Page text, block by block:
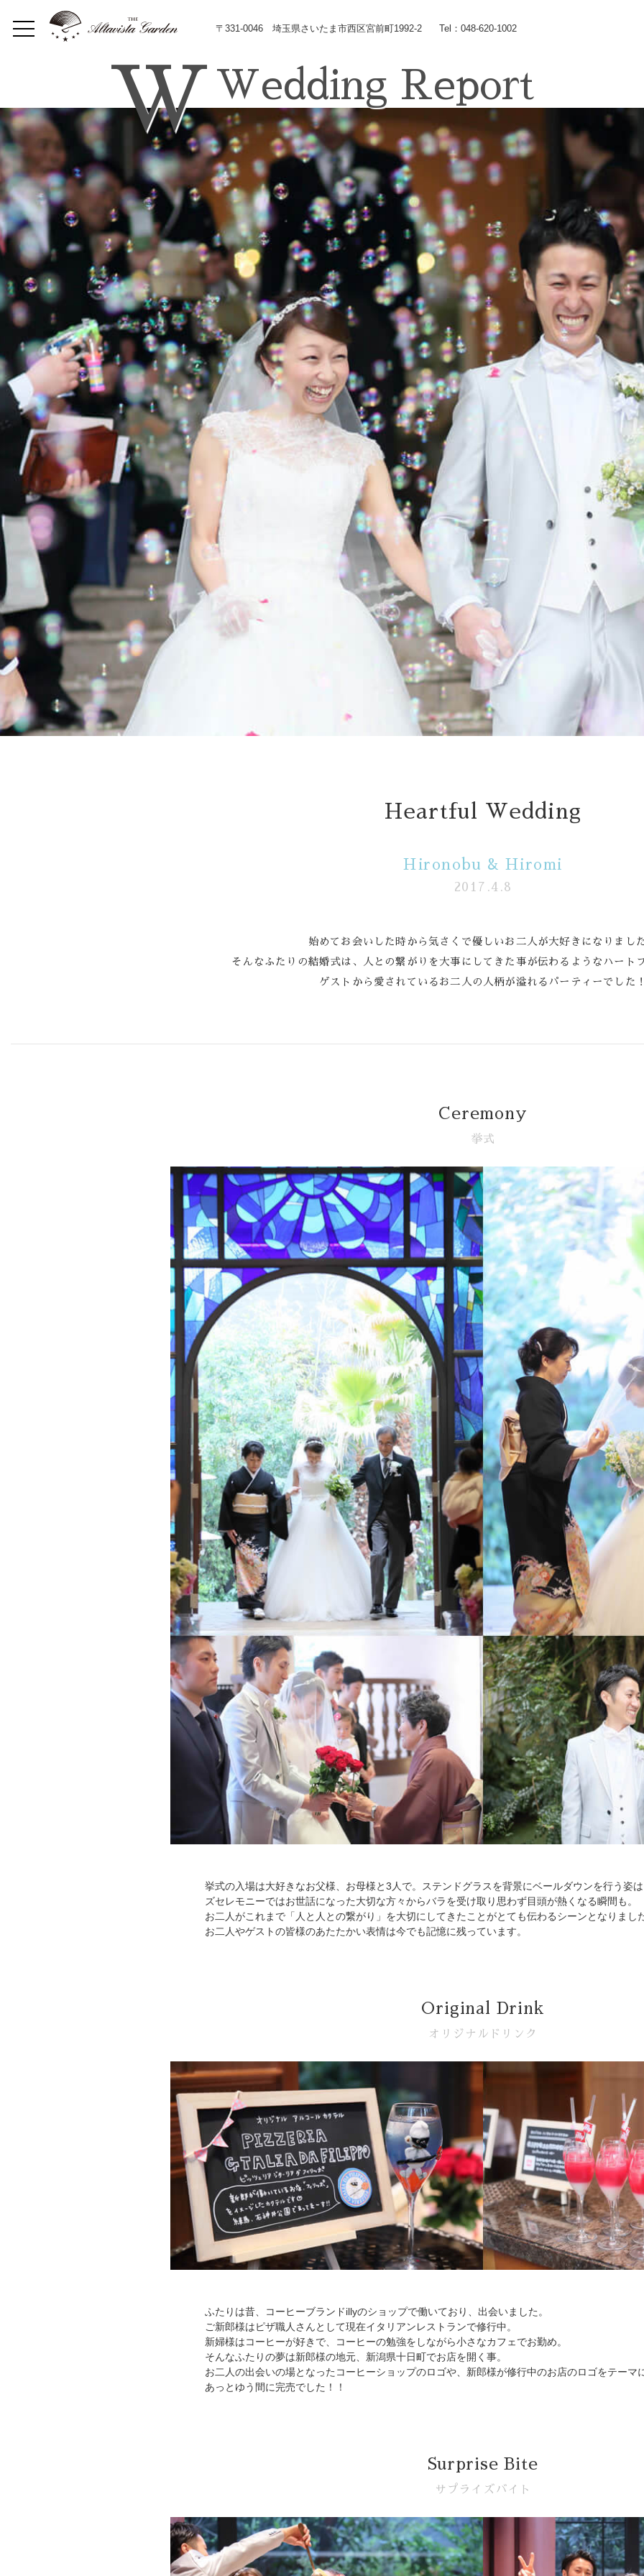
〒331-0046 埼玉県さいたま市西区宮前町1992-2 Tel：048-620-1002
Home
Concept
Restaurant
イベント
メニュー
Lunch
Dinner
Bar
Private Room
Wedding
コンセプト
施設のご紹介
Chapel
Banquet
Food
Movie
これから挙式を
お考えの方へ
よくある質問
レポート
Party Report
Party
follow us
Wedding Restaurant
W Wedding Report
Heartful Wedding
Hironobu & Hiromi
2017.4.8
始めてお会いした時から気さくで優しいお二人が大好きになりまし
そんなふたりの結婚式は、人との繋がりを大事にしてきた事が伝わるようなハート
ゲストから愛されているお二人の人柄が溢れるパーティーでした
Ceremony
挙式
挙式の入場は大好きなお父様、お母様と3人で。ステンドグラスを背景にベールダウンを行う姿
ズセレモニーではお世話になった大切な方々からバラを受け取り思わず目頭が熱くなる瞬間も。
お二人がこれまで「人と人との繋がり」を大切にしてきたことがとても伝わるシーンとなりまし
お二人やゲストの皆様のあたたかい表情は今でも記憶に残っています。
Original Drink
オリジナルドリンク
ふたりは昔、コーヒーブランドillyのショップで働いており、出会いました。
ご新郎様はピザ職人さんとして現在イタリアンレストランで修行中。
新婦様はコーヒーが好きで、コーヒーの勉強をしながら小さなカフェでお勤め。
そんなふたりの夢は新郎様の地元、新潟県十日町でお店を開く事。
お二人の出会いの場となったコーヒーショップのロゴや、新郎様が修行中のお店のロゴをテーマ
あっとゆう間に完売でした！！
Surprise Bite
サプライズバイト